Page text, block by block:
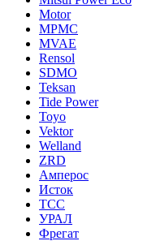
Motor
MPMC
MVAE
Rensol
SDMO
Teksan
Tide Power
Toyo
Vektor
Welland
ZRD
Амперос
Исток
ТСС
УРАЛ
Фрегат